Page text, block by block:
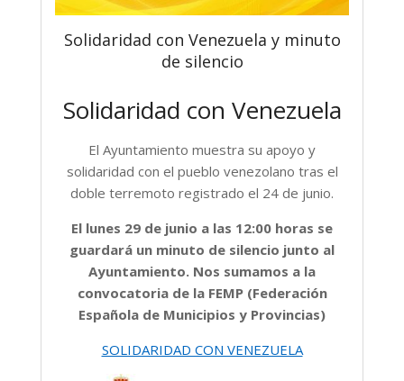
Solidaridad con Venezuela y minuto
de silencio
Solidaridad con Venezuela
El Ayuntamiento muestra su apoyo y
solidaridad con el pueblo venezolano tras el
doble terremoto registrado el 24 de junio.
El lunes 29 de junio a las 12:00 horas se
guardará un minuto de silencio junto al
Ayuntamiento. Nos sumamos a la
convocatoria de la FEMP (Federación
Española de Municipios y Provincias)
SOLIDARIDAD CON VENEZUELA